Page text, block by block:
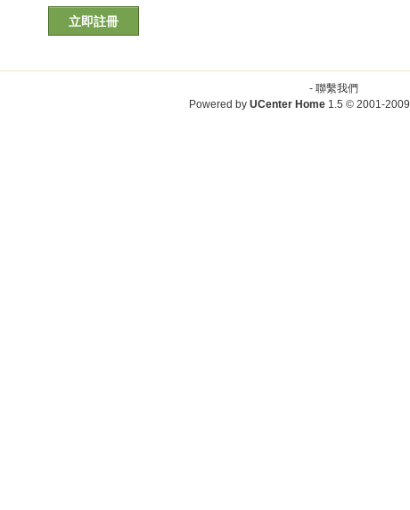
立即註冊
- 聯繫我們
Powered by UCenter Home 1.5 © 2001-2009